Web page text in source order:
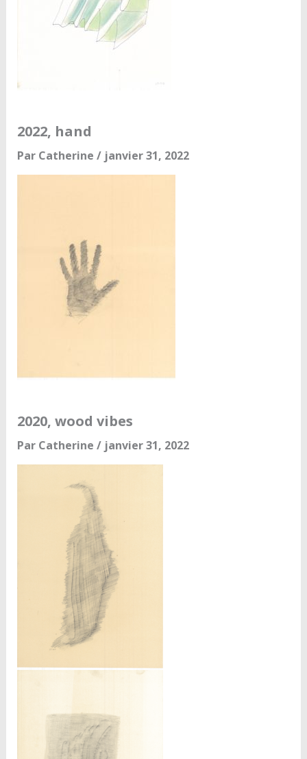
2022, hand
Par Catherine / janvier 31, 2022
2020, wood vibes
Par Catherine / janvier 31, 2022